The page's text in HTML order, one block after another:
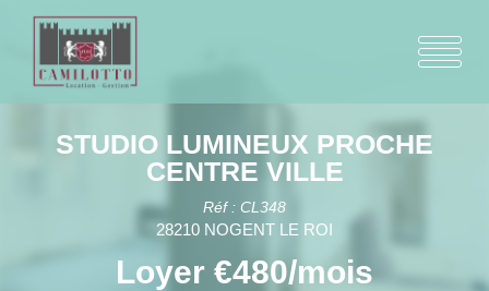
STUDIO LUMINEUX PROCHE
CENTRE VILLE
Réf : CL348
28210 NOGENT LE ROI
Loyer €480/mois